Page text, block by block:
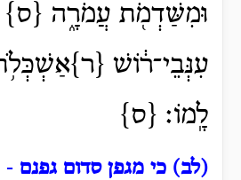
וּמִשַּׁדְמֹ֖ת עֲמֹרָ֑ה {ס}
עִנְּבֵי־ר֔וֹשׁ
לָֽמוֹ׃ {ס}
(לב) כי מגפן סדום גפנם -